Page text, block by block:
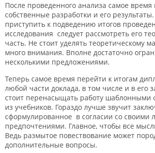
После проведенного анализа самое время
собственные разработки и его
приступить к подведению итогов
исследования следует рассмотреть его
часть. Не стоит уделять теоретическому
много внимания. Вполне достаточно
несколькими предложениями.
Теперь самое время перейти к итогам
любой части доклада, в том числе и в его
стоит перенасыщать работу шаблонными
из учебников. Гораздо лучше звучит
сформулированное в согласии со своими
предпочтениями. Главное, чтобы все
Ведь размытое повествование может
дополнительные вопросы.